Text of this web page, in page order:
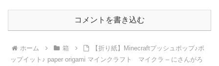
コメントを書き込む
ホーム 箱
【折り紙】Minecraftプッシュポップ♪ポ
ップイット♪ paper origami マインクラフト マイクラ – にさんがろ